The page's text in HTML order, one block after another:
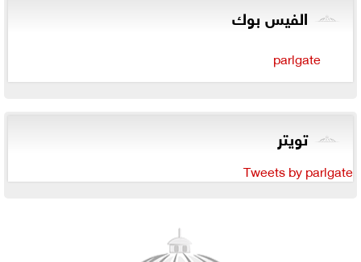
الفيس بوك
parlgate
تويتر
Tweets by parlgate